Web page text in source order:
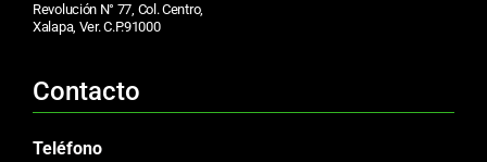
Revolución N° 77, Col. Centro,
Xalapa, Ver. C.P.91000
Contacto
Teléfono